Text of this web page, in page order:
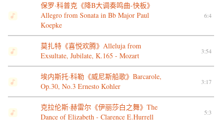
保罗·科普克《降B大调奏鸣曲-快板》
Allegro from Sonata in Bb Major Paul
Koepke
6:4
莫扎特《喜悦欢腾》Alleluja from
Exsultate, Jubilate, K.165 - Mozart
3:54
埃内斯托·科勒《威尼斯船歌》Barcarole,
Op.30, No.3 Ernesto Kohler
3:17
克拉伦斯·赫雷尔《伊丽莎白之舞》The
Dance of Elizabeth - Clarence E.Hurrell
5:3